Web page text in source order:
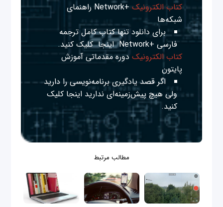
کتاب الکترونیک
+Network راهنمای
شبکه‌ها
برای دانلود تنها کتاب کامل ترجمه
فارسی +Network
اینجا کلیک کنید.
کتاب الکترونیک دوره مقدماتی آموزش
پایتون
اگر قصد یادگیری برنامه‌نویسی را دارید
ولی هیچ پیش‌زمینه‌ای نداریداینجا کلیک
کنید.
مطالب مرتبط